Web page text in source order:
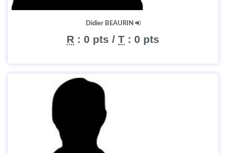
Didier BEAURIN
R : 0 pts / T : 0 pts